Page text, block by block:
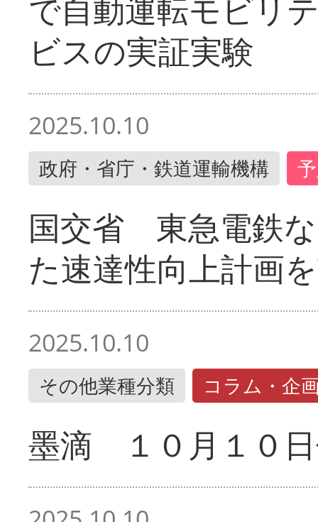
で自動運転モビリ
ビスの実証実験
2025.10.10
政府・省庁・鉄道運輸機構
国交省 東急電鉄
た速達性向上計画
2025.10.10
その他業種分類 コラム・企
墨滴 １０月１０